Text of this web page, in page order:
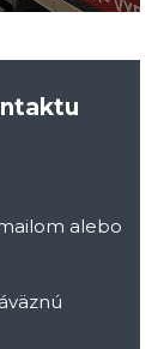
alebo